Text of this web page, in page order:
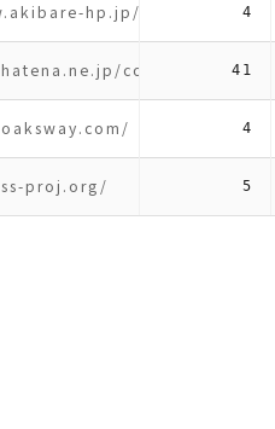
hp.jp/ 4
41
4
proj.org/ 5